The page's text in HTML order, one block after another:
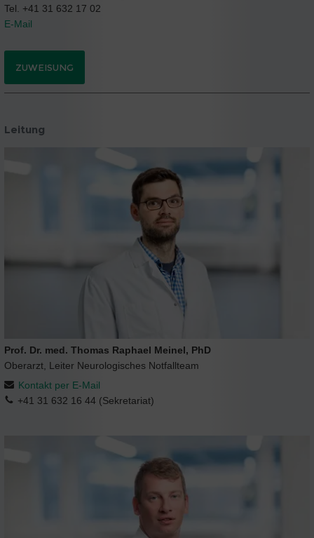
Tel. +41 31 632 17 02
E-Mail
ZUWEISUNG
Leitung
Prof. Dr. med. Thomas Raphael Meinel, PhD
Oberarzt, Leiter Neurologisches Notfallteam
Kontakt per E-Mail
+41 31 632 16 44 (Sekretariat)